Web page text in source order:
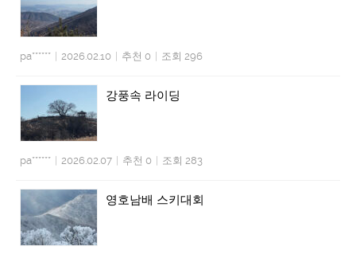
pa****** 2026.02.10 추천 0 조회 296
강풍속 라이딩
pa****** 2026.02.07 추천 0 조회 283
영호남배 스키대회